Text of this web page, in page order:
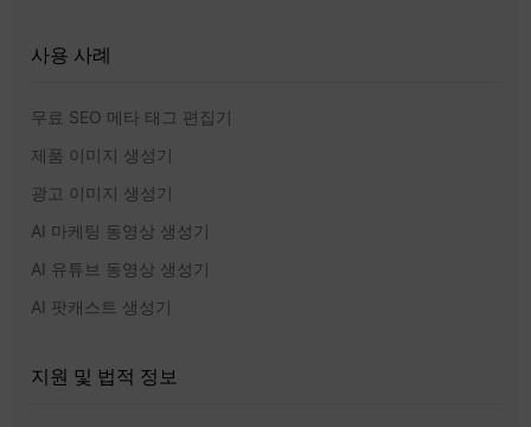
사용 사례
무료 SEO 메타 태그 편집기
제품 이미지 생성기
광고 이미지 생성기
AI 마케팅 동영상 생성기
AI 유튜브 동영상 생성기
AI 팟캐스트 생성기
지원 및 법적 정보